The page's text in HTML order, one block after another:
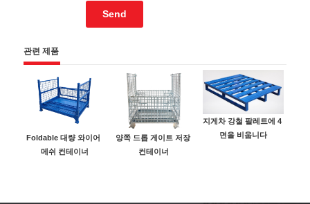
관련 제품
Foldable 대량 와이어
메쉬 컨테이너
양쪽 드롭 게이트 저장
컨테이너
지게차 강철 팔레트에 4
면을 비웁니다